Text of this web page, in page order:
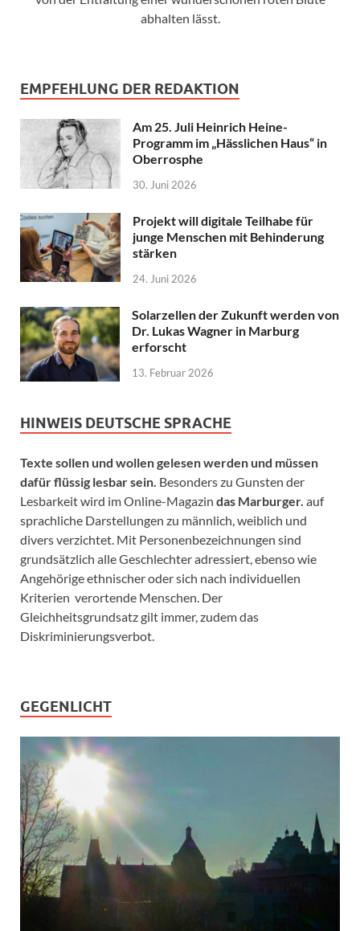
abhalten lässt.
EMPFEHLUNG DER REDAKTION
Am 25. Juli Heinrich Heine-
Programm im „Hässlichen Haus“ in
Oberrosphe
30. Juni 2026
Projekt will digitale Teilhabe für
junge Menschen mit Behinderung
stärken
24. Juni 2026
Solarzellen der Zukunft werden von
Dr. Lukas Wagner in Marburg
erforscht
13. Februar 2026
HINWEIS DEUTSCHE SPRACHE
Texte sollen und wollen gelesen werden und müssen
dafür flüssig lesbar sein. Besonders zu Gunsten der
Lesbarkeit wird im Online-Magazin das Marburger. auf
sprachliche Darstellungen zu männlich, weiblich und
divers verzichtet. Mit Personenbezeichnungen sind
grundsätzlich alle Geschlechter adressiert, ebenso wie
Angehörige ethnischer oder sich nach individuellen
Kriterien verortende Menschen. Der
Gleichheitsgrundsatz gilt immer, zudem das
Diskriminierungsverbot.
GEGENLICHT